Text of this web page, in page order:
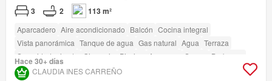
3 2 113 m²
Aparcadero Aire acondicionado Balcón Cocina integral
Vista panorámica Tanque de agua Gas natural Agua Terraza
Seguridad privada
Gimnasio Piscina Ascensor Sauna
Barbecue
Acceso para personas con discapacidad
Hace 30+ días
CLAUDIA INES CARREÑO